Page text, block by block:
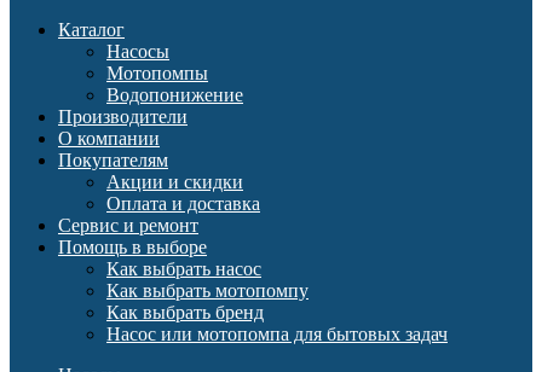
Каталог
Насосы
Мотопомпы
Водопонижение
Производители
О компании
Покупателям
Акции и скидки
Оплата и доставка
Сервис и ремонт
Помощь в выборе
Как выбрать насос
Как выбрать мотопомпу
Как выбрать бренд
Насос или мотопомпа для бытовых задач